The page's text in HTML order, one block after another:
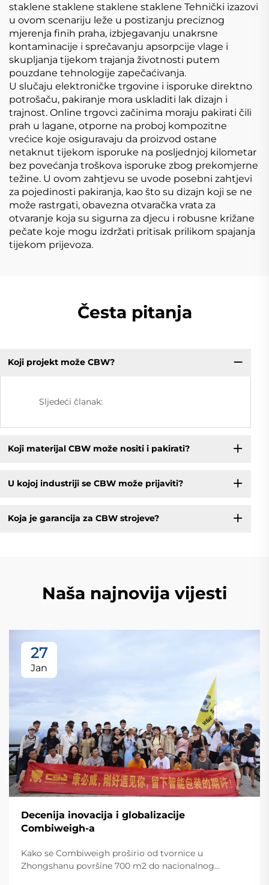
staklene staklene staklene staklene Tehnički izazovi
u ovom scenariju leže u postizanju preciznog
mjerenja finih praha, izbjegavanju unakrsne
kontaminacije i sprečavanju apsorpcije vlage i
skupljanja tijekom trajanja životnosti putem
pouzdane tehnologije zapečaćivanja.
U slučaju elektroničke trgovine i isporuke direktno
potrošaču, pakiranje mora uskladiti lak dizajn i
trajnost. Online trgovci začinima moraju pakirati čili
prah u lagane, otporne na proboj kompozitne
vrećice koje osiguravaju da proizvod ostane
netaknut tijekom isporuke na posljednjoj kilometar
bez povećanja troškova isporuke zbog prekomjerne
težine. U ovom zahtjevu se uvode posebni zahtjevi
za pojedinosti pakiranja, kao što su dizajn koji se ne
može rastrgati, obavezna otvaračka vrata za
otvaranje koja su sigurna za djecu i robusne križane
pečate koje mogu izdržati pritisak prilikom spajanja
tijekom prijevoza.
Česta pitanja
Koji projekt može CBW?
Sljedeći članak:
Koji materijal CBW može nositi i pakirati?
U kojoj industriji se CBW može prijaviti?
Koja je garancija za CBW strojeve?
Naša najnovija vijesti
27
Jan
Decenija inovacija i globalizacije
Combiweigh-a
Kako se Combiweigh proširio od tvornice u
Zhongshanu površine 700 m2 do nacionalnog